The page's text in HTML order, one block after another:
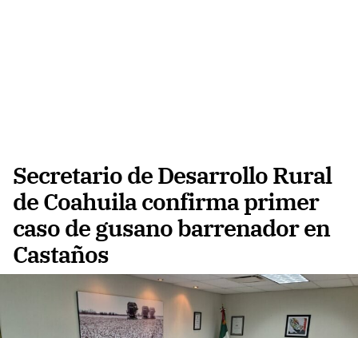
Secretario de Desarrollo Rural
de Coahuila confirma primer
caso de gusano barrenador en
Castaños